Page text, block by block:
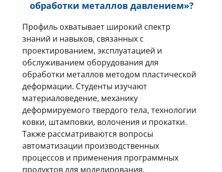
обработки металлов давлением»?
Профиль охватывает широкий спектр
знаний и навыков, связанных с
проектированием, эксплуатацией и
обслуживанием оборудования для
обработки металлов методом пластической
деформации. Студенты изучают
материаловедение, механику
деформируемого твердого тела, технологии
ковки, штамповки, волочения и прокатки.
Также рассматриваются вопросы
автоматизации производственных
процессов и применения программных
продуктов для моделирования.